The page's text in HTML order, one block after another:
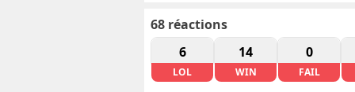
68 réactions
6
LOL
14
WIN
0
FAIL